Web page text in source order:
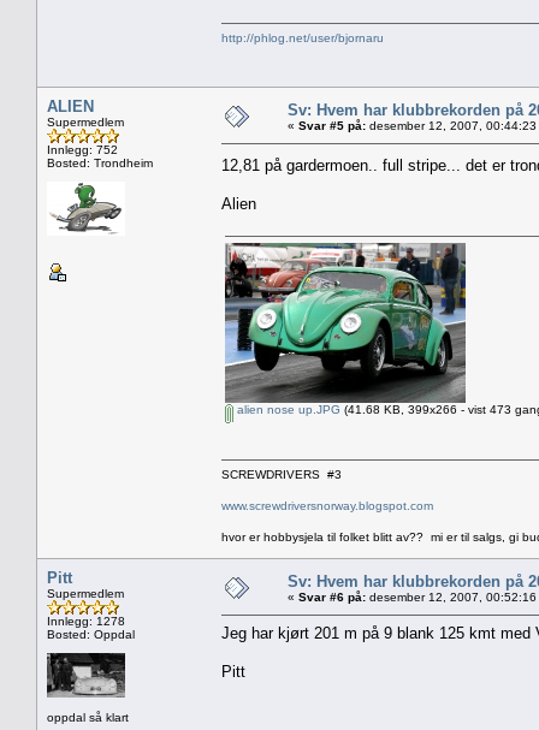
http://phlog.net/user/bjornaru
ALIEN
Supermedlem
Innlegg: 752
Bosted: Trondheim
Sv: Hvem har klubbrekorden på
« Svar #5 på: desember 12, 2007, 00:44:23
12,81 på gardermoen.. full stripe... det er
Alien
alien nose up.JPG (41.68 KB, 399x266 - vist 473
SCREWDRIVERS #3
www.screwdriversnorway.blogspot.com
hvor er hobbysjela til folket blitt av?? mi er til salgs, gi
Pitt
Supermedlem
Innlegg: 1278
Bosted: Oppdal
oppdal så klart
Sv: Hvem har klubbrekorden på
« Svar #6 på: desember 12, 2007, 00:52:16
Jeg har kjørt 201 m på 9 blank 125 kmt
Pitt